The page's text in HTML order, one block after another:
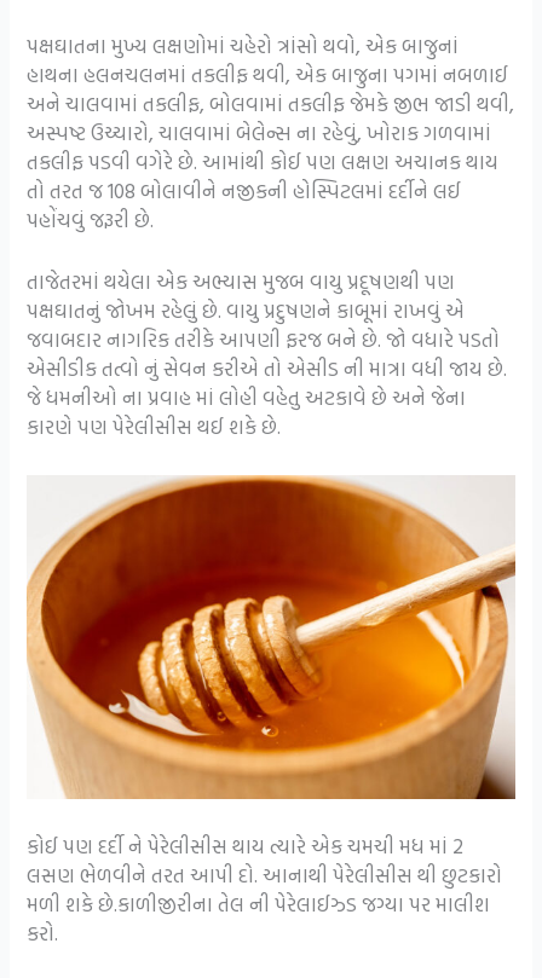
પક્ષઘાતના મુખ્ય લક્ષણોમાં ચહેરો ત્રાંસો થવો, એક બાજુનાં
હાથના હલનચલનમાં તકલીફ થવી, એક બાજુના પગમાં નબળાઈ
અને ચાલવામાં તકલીફ, બોલવામાં તકલીફ જેમકે જીભ જાડી થવી,
અસ્પષ્ટ ઉચ્ચારો, ચાલવામાં બેલેન્સ ના રહેવું, ખોરાક ગળવામાં
તકલીફ પડવી વગેરે છે. આમાંથી કોઈ પણ લક્ષણ અચાનક થાય
તો તરત જ 108 બોલાવીને નજીકની હોસ્પિટલમાં દર્દીને લઈ
પહોંચવું જરૂરી છે.
તાજેતરમાં થયેલા એક અભ્યાસ મુજબ વાયુ પ્રદૂષણથી પણ
પક્ષઘાતનું જોખમ રહેલું છે. વાયુ પ્રદુષણને કાબૂમાં રાખવું એ
જવાબદાર નાગરિક તરીકે આપણી ફરજ બને છે. જો વધારે પડતો
એસીડીક તત્વો નું સેવન કરીએ તો એસીડ ની માત્રા વધી જાય છે.
જે ધમનીઓ ના પ્રવાહ માં લોહી વહેતુ અટકાવે છે અને જેના
કારણે પણ પેરેલીસીસ થઈ શકે છે.
કોઈ પણ દર્દી ને પેરેલીસીસ થાય ત્યારે એક ચમચી મધ માં 2
લસણ ભેળવીને તરત આપી દો. આનાથી પેરેલીસીસ થી છુટકારો
મળી શકે છે.કાળીજીરીના તેલ ની પેરેલાઈઝ્ડ જગ્યા પર માલીશ
કરો.